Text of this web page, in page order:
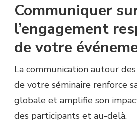
Communiquer
l’engagement
de votre
La communication autour
de votre séminaire renforce
globale et amplifie son
des participants et au-delà.